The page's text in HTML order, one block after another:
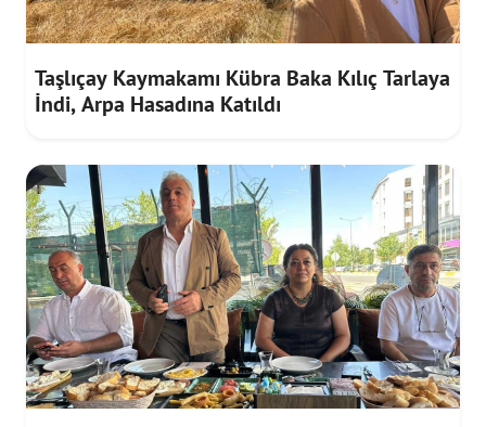
Taşlıçay Kaymakamı Kübra Baka Kılıç Tarlaya
İndi, Arpa Hasadına Katıldı